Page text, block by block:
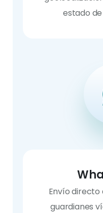
estado
Envío directo
guardianes